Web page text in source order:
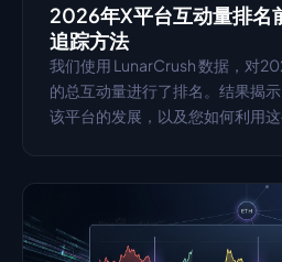
2026年X平台互动量排名
追踪方法
我们使用 LunarCrush 数据，对
的总互动量进行了排名。结果揭
该平台的发展，以及您如何利用这